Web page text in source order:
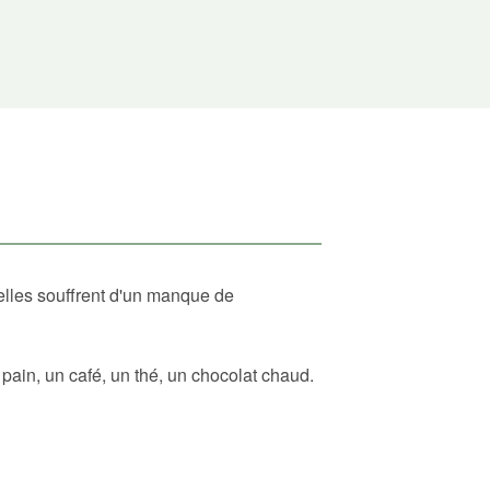
souffrent d'un manque de
un café, un thé, un chocolat chaud.